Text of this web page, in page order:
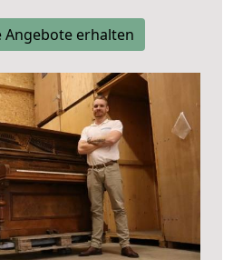
Angebote erhalten